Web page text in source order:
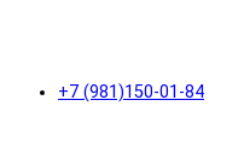
+7 (981)150-01-84